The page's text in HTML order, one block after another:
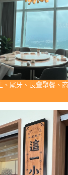
尾牙、長輩聚餐、